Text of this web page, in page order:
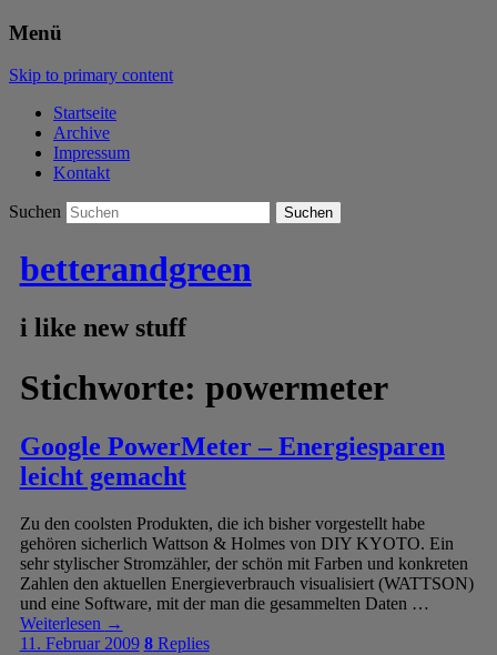
Menü
Skip to primary content
Startseite
Archive
Impressum
Kontakt
Suchen
betterandgreen
i like new stuff
Stichworte: powermeter
Google PowerMeter – Energiesparen
leicht gemacht
Zu den coolsten Produkten, die ich bisher vorgestellt habe
gehören sicherlich Wattson & Holmes von DIY KYOTO. Ein
sehr stylischer Stromzähler, der schön mit Farben und konkreten
Zahlen den aktuellen Energieverbrauch visualisiert (WATTSON)
und eine Software, mit der man die gesammelten Daten …
Weiterlesen →
11. Februar 2009 8Replies